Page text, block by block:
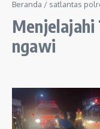
Beranda / satlantas
ngawi